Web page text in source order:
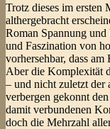
Trotz dieses im ersten
althergebracht
Roman Spannung
und Faszination von
vorhersehbar, dass
Aber die Komplexität
– und nicht zuletzt der
verbergen gekonnt
damit verbundenen
doch die Mehrzahl